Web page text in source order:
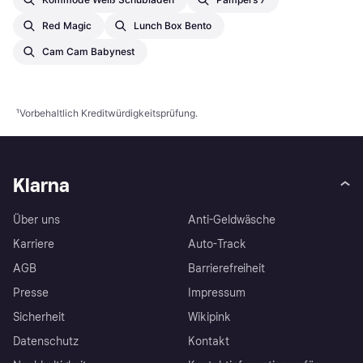
Red Magic Lunch Box Bento
Cam Cam Babynest
¹Vorbehaltlich Kreditwürdigkeitsprüfung.
Klarna
Über uns
Karriere
AGB
Presse
Sicherheit
Datenschutz
Anti-Geldwäsche
Auto-Track
Barrierefreiheit
Impressum
Wikipink
Kontakt